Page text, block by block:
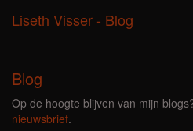
Liseth Visser - Blog
Blog
Op de hoogte blijven van mijn
nieuwsbrief.